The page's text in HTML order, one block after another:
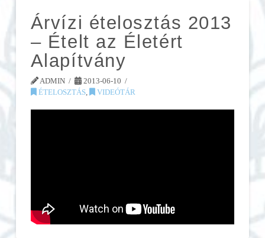
Árvízi ételosztás 2013
– Ételt az Életért
Alapítvány
ADMIN
2013-06-10
ÉTELOSZTÁS, VIDEÓTÁR